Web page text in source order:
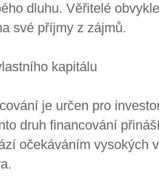
dluhu. Věřitelé
své příjmy z zájmů.
kapitálu
je určen pro
druh financování
očekáváním vysokých